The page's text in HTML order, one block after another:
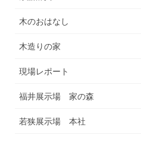
木のおはなし
木造りの家
現場レポート
福井展示場 家の森
若狭展示場 本社